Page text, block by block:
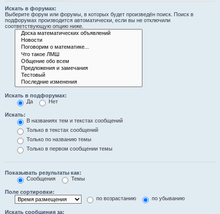
Искать в форумах:
Выберите форум или форумы, в которых будет произведён поиск. Поиск в
подфорумах производится автоматически, если вы не отключили
соответствующую опцию ниже.
Искать в подфорумах:
Да
Нет
Искать:
В названиях тем и текстах сообщений
Только в текстах сообщений
Только по названию темы
Только в первом сообщении темы
Показывать результаты как:
Сообщения
Темы
Поле сортировки:
по возрастанию
по убыванию
Искать сообщения за: